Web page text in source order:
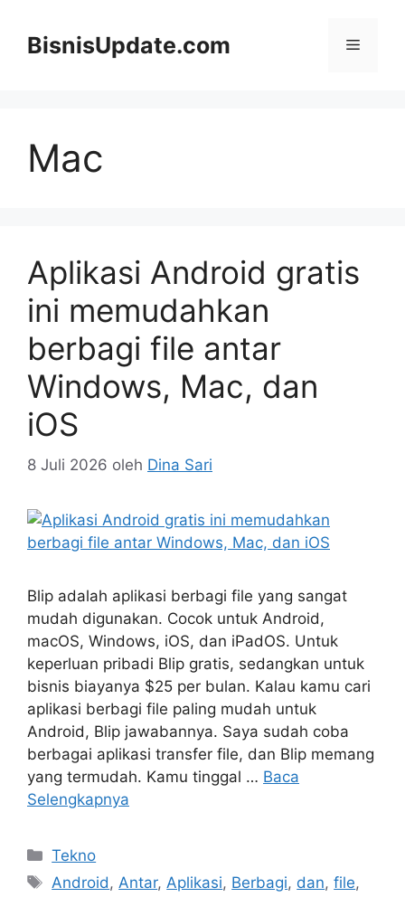
BisnisUpdate.com Menu
Mac
Aplikasi Android gratis
ini memudahkan
berbagi file antar
Windows, Mac, dan
iOS
8 Juli 2026 oleh Dina Sari
Blip adalah aplikasi berbagi file yang sangat
mudah digunakan. Cocok untuk Android,
macOS, Windows, iOS, dan iPadOS. Untuk
keperluan pribadi Blip gratis, sedangkan untuk
bisnis biayanya $25 per bulan. Kalau kamu cari
aplikasi berbagi file paling mudah untuk
Android, Blip jawabannya. Saya sudah coba
berbagai aplikasi transfer file, dan Blip memang
yang termudah. Kamu tinggal … Baca
Selengkapnya
Kategori
Tekno
Tag
Android , Antar, Aplikasi, Berbagi, dan,file,